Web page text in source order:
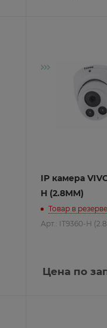
IP камера
H (2.8MM)
Товар в
Арт.: IT9360-H
Цена по